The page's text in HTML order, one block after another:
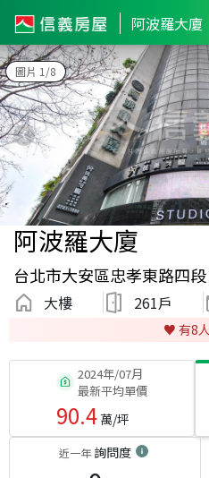
阿波羅大廈
圖片 1/8
阿波羅大廈
台北市大安區忠孝東路四
大樓 261戶
♥️ 有8
2024年/07月
最新平均單價
90.4萬/坪
近一年詢問度